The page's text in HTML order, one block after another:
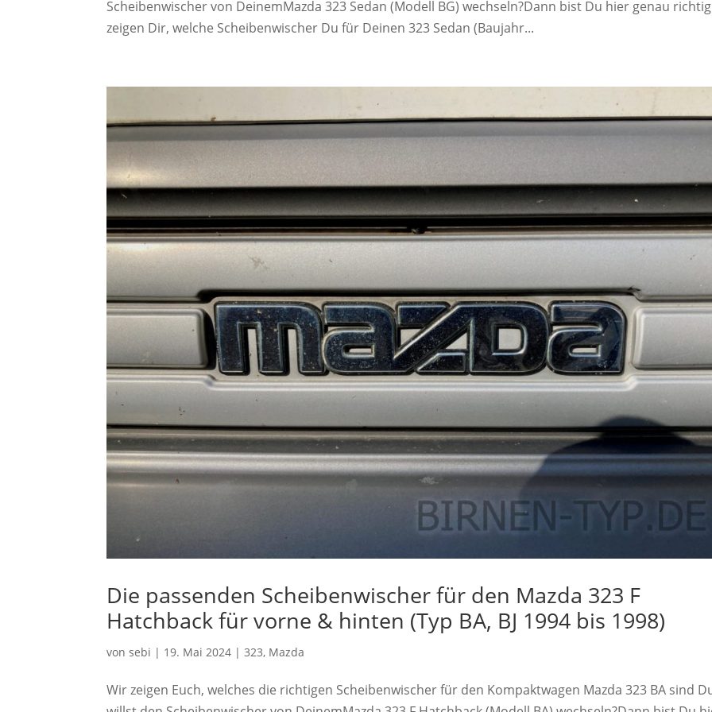
Scheibenwischer von DeinemMazda 323 Sedan (Modell BG) wechseln?Dann bist Du hier genau
zeigen Dir, welche Scheibenwischer Du für Deinen 323 Sedan (Baujahr...
Die passenden Scheibenwischer für den Mazda 323 F
Hatchback für vorne & hinten (Typ BA, BJ 1994 bis 1998)
vonsebi | 19. Mai 2024 |323, Mazda
Wir zeigen Euch, welches die richtigen Scheibenwischer für den Kompaktwagen Mazda 323 BA sind